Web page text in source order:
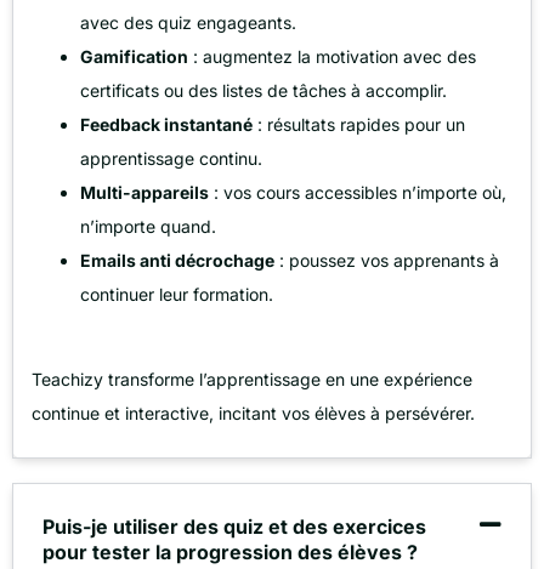
avec des quiz engageants.
Gamification : augmentez la motivation avec des
certificats ou des listes de tâches à accomplir.
Feedback instantané : résultats rapides pour un
apprentissage continu.
Multi-appareils : vos cours accessibles n’importe où,
n’importe quand.
Emails anti décrochage : poussez vos apprenants à
continuer leur formation.
Teachizy transforme l’apprentissage en une expérience
continue et interactive, incitant vos élèves à persévérer.
Puis-je utiliser des quiz et des exercices
pour tester la progression des élèves ?